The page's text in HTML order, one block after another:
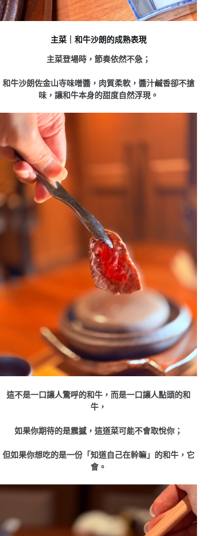
主菜｜和牛沙朗的成熟表現
主菜登場時，節奏依然不急；
和牛沙朗佐金山寺味噌醬，肉質柔軟，醬汁鹹香卻不搶
味，讓和牛本身的甜度自然浮現。
這不是一口讓人驚呼的和牛，而是一口讓人點頭的和
牛，
如果你期待的是震撼，這道菜可能不會取悅你；
但如果你想吃的是一份「知道自己在幹嘛」的和牛，它
會。